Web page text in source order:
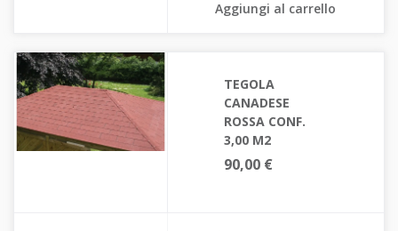
Aggiungi al carrello
TEGOLA
CANADESE
ROSSA CONF.
3,00 M2
90,00 €